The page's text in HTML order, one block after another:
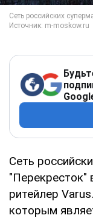
Сеть
"Перекресток"
ритейлер
которым